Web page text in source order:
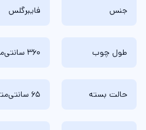
جنس فایبرگلس
طول چوب 360 سانتی‌متر
حالت بسته 65 سانتی‌متر